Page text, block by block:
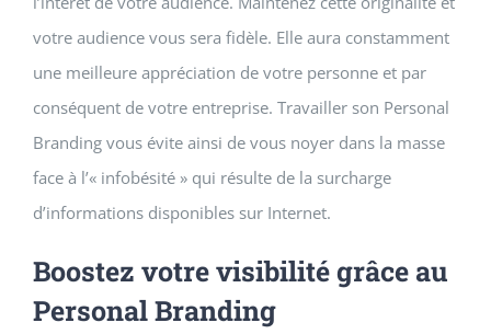
votre audience vous sera fidèle. Elle aura constamment
une meilleure appréciation de votre personne et par
conséquent de votre entreprise. Travailler son Personal
Branding vous évite ainsi de vous noyer dans la masse
face à l’« infobésité » qui résulte de la surcharge
d’informations disponibles sur Internet.
Boostez votre visibilité grâce au
Personal Branding